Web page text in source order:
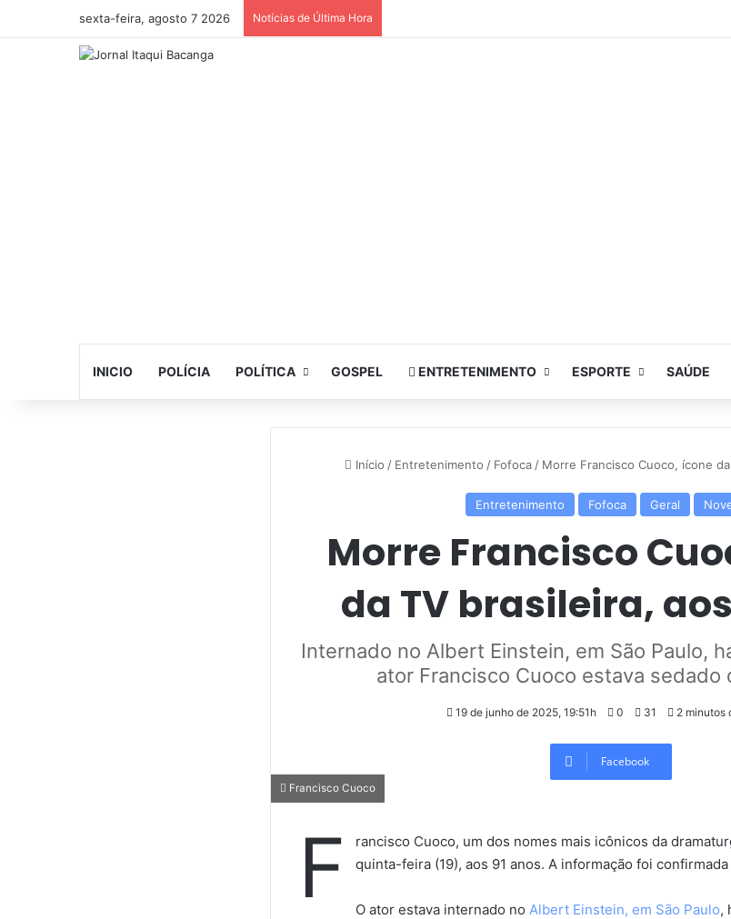
sexta-feira, agosto 7 2026 Notícias de Última Hora
INICIO POLÍCIA POLÍTICA GOSPEL ENTRETENIMENTO ESPORTE SAÚDE
Início / Entretenimento / Fofoca / Morre Francisco Cuoco, ícone
Entretenimento Fofoca Geral
Morre Francisco
da TV brasileira,
Internado no Albert Einstein, em São Paulo,
ator Francisco Cuoco estava sedado
19 de junho de 2025, 19:51h 0 31 2 minutos
Facebook
Francisco Cuoco
F
rancisco Cuoco, um dos nomes mais icônicos da
quinta-feira (19), aos 91 anos. A informação foi
O ator estava internado no Albert Einstein, em São Paulo,